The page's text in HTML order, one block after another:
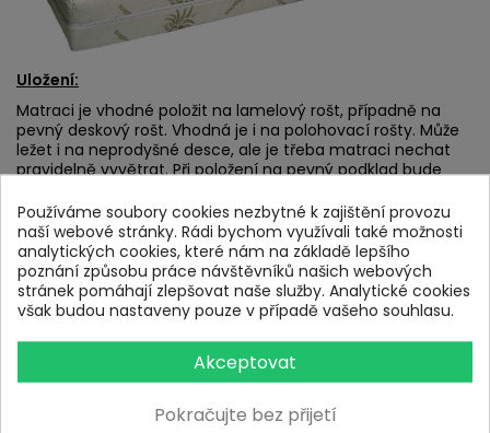
Uložení:
Matraci je vhodné položit na lamelový rošt, případně na
pevný deskový rošt. Vhodná je i na polohovací rošty. Může
ležet i na neprodyšné desce, ale je třeba matraci nechat
pravidelně vyvětrat. Při položení na pevný podklad bude
Atypické rozměry:
Matrace je možné vyrobit i v atypických rozměrech.
Používáme soubory cookies nezbytné k zajištění provozu
naší webové stránky. Rádi bychom využívali také možnosti
analytických cookies, které nám na základě lepšího
poznání způsobu práce návštěvníků našich webových
stránek pomáhají zlepšovat naše služby. Analytické cookies
však budou nastaveny pouze v případě vašeho souhlasu.
Akceptovat
Pokračujte bez přijetí